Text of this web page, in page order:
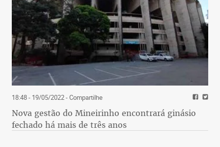
18:48 - 19/05/2022- Compartilhe
Nova gestão do Mineirinho encontrará ginásio
fechado há mais de três anos